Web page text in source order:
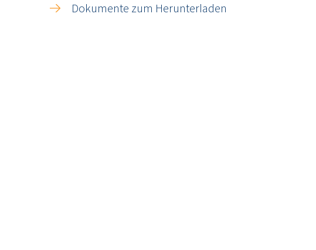
Dokumente zum Herunterladen